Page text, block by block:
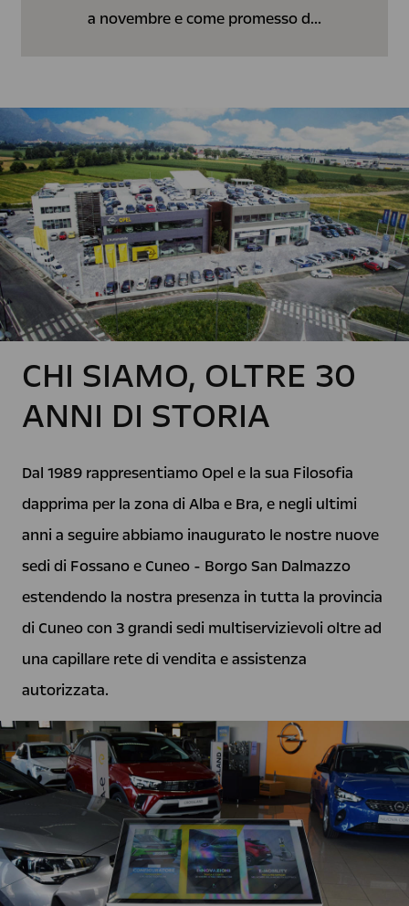
a novembre e come promesso d...
CHI SIAMO, OLTRE 30
ANNI DI STORIA
Dal 1989 rappresentiamo Opel e la sua Filosofia
dapprima per la zona di Alba e Bra, e negli ultimi
anni a seguire abbiamo inaugurato le nostre nuove
sedi di Fossano e Cuneo - Borgo San Dalmazzo
estendendo la nostra presenza in tutta la provincia
di Cuneo con 3 grandi sedi multiservizievoli oltre ad
una capillare rete di vendita e assistenza
autorizzata.